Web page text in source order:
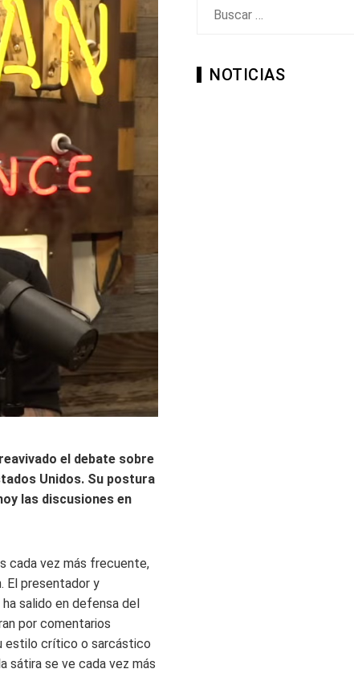
el debate sobre
Unidos. Su postura
las discusiones en
cada vez más frecuente,
El presentador y
ha salido en defensa del
por comentarios
estilo crítico o sarcástico
sátira se ve cada vez más
NOTICIAS